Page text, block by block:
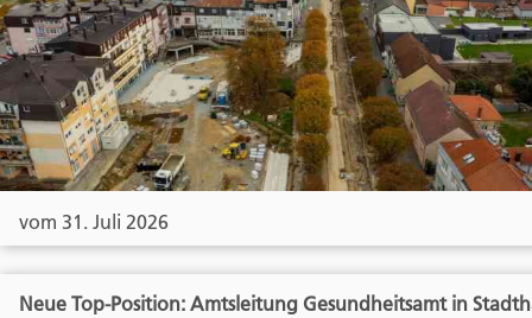
vom 31. Juli 2026
Neue Top-Position: Amtsleitung Gesundheitsamt in